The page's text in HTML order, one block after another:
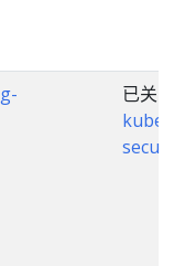
已关闭